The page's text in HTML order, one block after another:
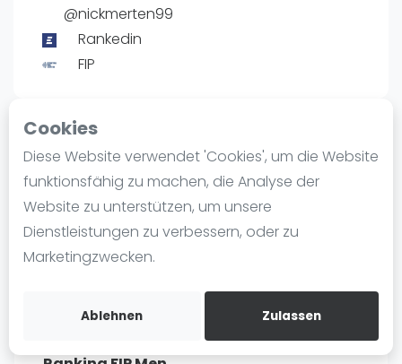
Cookies
Diese Website verwendet 'Cookies', um die Website
funktionsfähig zu machen, die Analyse der
Website zu unterstützen, um unsere
Dienstleistungen zu verbessern, oder zu
Marketingzwecken.
Ablehnen Zulassen
Männer
Frauen
FIP Männer
Blog
Die Geschichte von Padel
Regeln und Punktzählung
Padel Schläge
Video
@nickmerten99
Rankedin
FIP
Rangliste Männer Deutschland
Profil
POSITIE
#1
PT
9.455